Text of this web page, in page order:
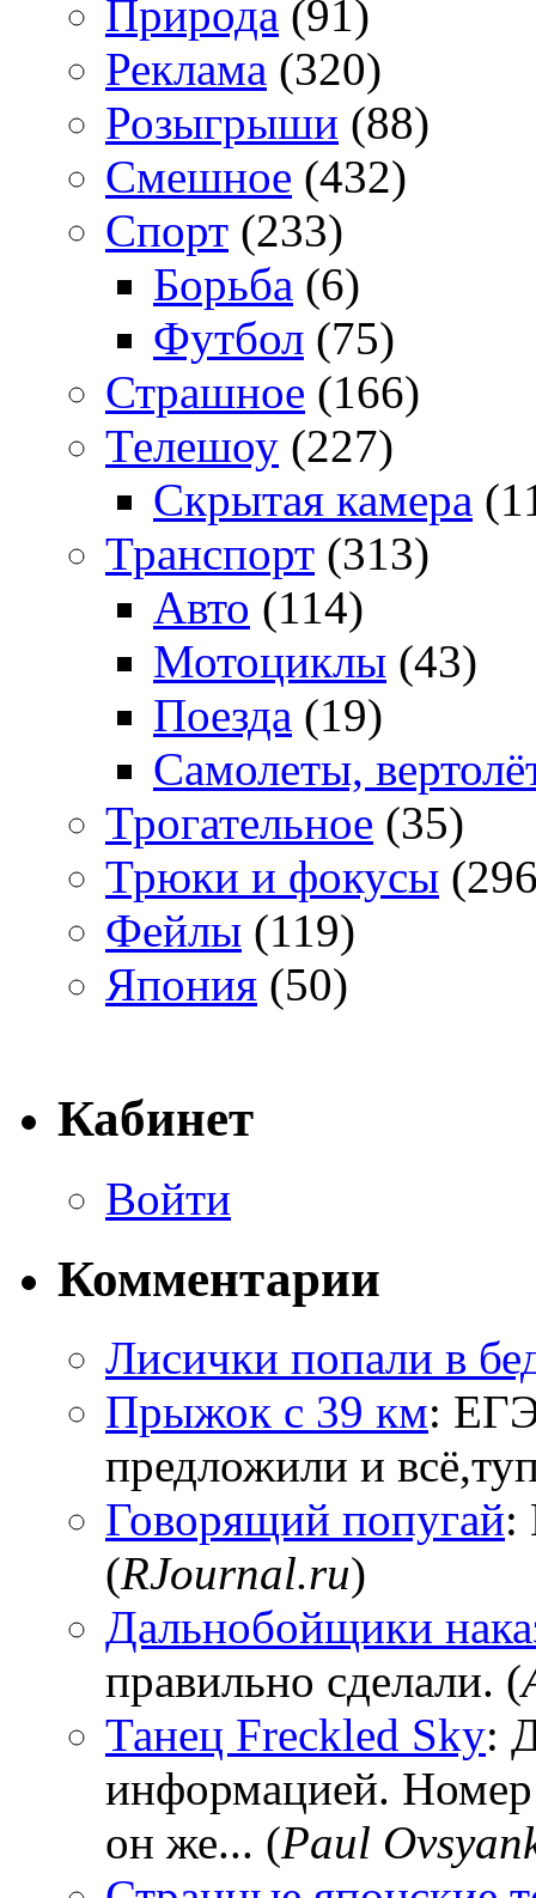
Природа (91)
Реклама (320)
Розыгрыши (88)
Смешное (432)
Спорт (233)
Борьба (6)
Футбол (75)
Страшное (166)
Телешоу (227)
Скрытая камера
Транспорт (313)
Авто (114)
Мотоциклы (43)
Поезда (19)
Самолеты,
Трогательное (35)
Трюки и фокусы
Фейлы (119)
Япония (50)
Кабинет
Войти
Комментарии
Лисички попали в
Прыжок с 39 км:
предложили и
Говорящий попугай:
(RJournal.ru)
Дальнобойщики
правильно сделали. (
Танец Freckled Sky:
информацией.
он же... (Paul